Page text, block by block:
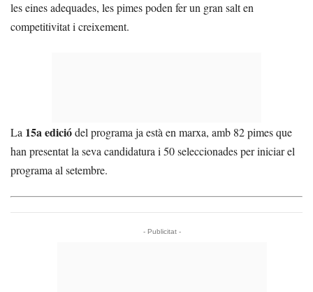
les eines adequades, les pimes poden fer un gran salt en
competitivitat i creixement.
La 15a ediciódel programa ja està en marxa, amb 82 pimes que
han presentat la seva candidatura i 50 seleccionades per iniciar el
programa al setembre.
- Publicitat -